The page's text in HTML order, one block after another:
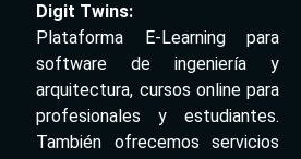
Digit Twins:
Plataforma E-Learning para
software de ingeniería y
arquitectura, cursos online para
profesionales y estudiantes.
También ofrecemos servicios